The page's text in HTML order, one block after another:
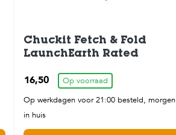
Chuckit Fetch & Fold
LaunchEarth Rated
16,50
Op voorraad
Op werkdagen voor 21:00 besteld, morgen
in huis